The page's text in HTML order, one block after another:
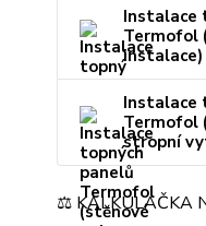
Instalace
Termofol
instalace)
Instalace
Termofol
stropní
⚖️ KALKULAČKA